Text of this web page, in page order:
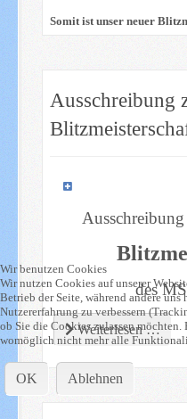
Somit ist unser neuer
Ausschreibung
des
Weiterlesen …
Wir benutzen Cookies
Wir nutzen Cookies auf unserer
Betrieb der Seite, während andere
Nutzererfahrung zu verbessern
ob Sie die Cookies zulassen
womöglich nicht mehr alle
OK Ablehnen